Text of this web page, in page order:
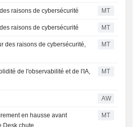
raisons de cybersécurité MT
raisons de cybersécurité MT
des raisons de cybersécurité,
MT
de l'observabilité et de l'IA,
MT
AW
en hausse avant
Desk chute
MT